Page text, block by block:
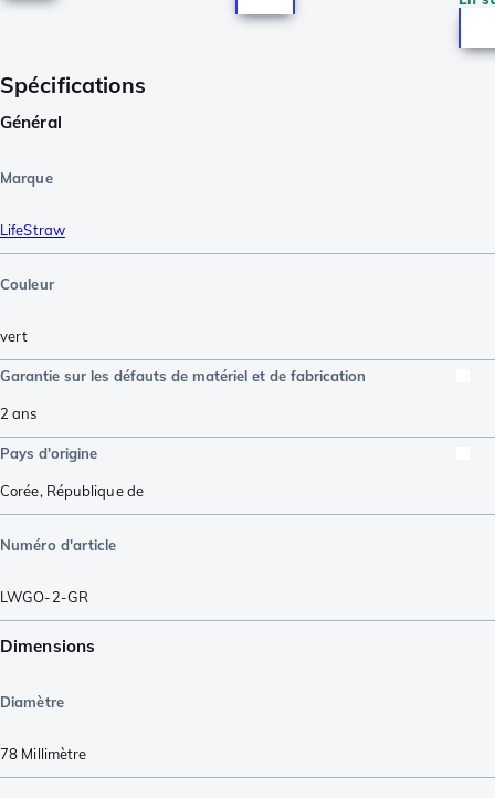
Spécifications
Général
Marque
LifeStraw
Couleur
vert
Garantie sur les défauts de matériel et de fabrication
2 ans
Pays d'origine
Corée, République de
Numéro d'article
LWGO-2-GR
Dimensions
Diamètre
78 Millimètre